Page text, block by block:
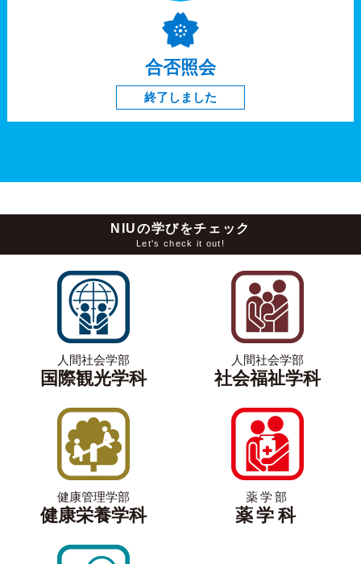
合否照会
終了しました
NIUの学びをチェック
Let's check it out!
人間社会学部
国際観光学科
人間社会学部
社会福祉学科
健康管理学部
健康栄養学科
薬学部
薬学科